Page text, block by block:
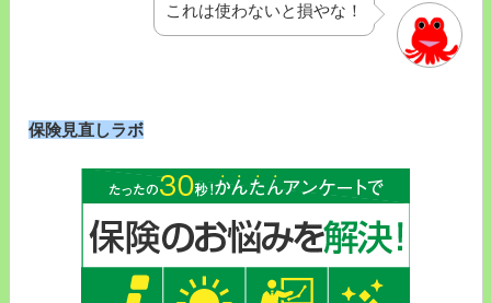
これは使わないと損やな！
保険見直しラボ